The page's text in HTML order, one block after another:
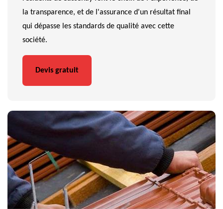
la transparence, et de l'assurance d'un résultat final
qui dépasse les standards de qualité avec cette
société.
Devis gratuit